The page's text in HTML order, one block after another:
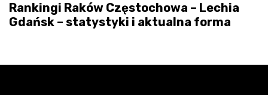
Rankingi Raków Częstochowa – Lechia
Gdańsk – statystyki i aktualna forma